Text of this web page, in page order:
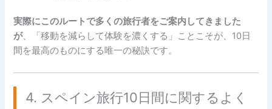
実際にこのルートで多くの旅行者をご案内してきました
が、「移動を減らして体験を濃くする」ことこそが、10日
間を最高のものにする唯一の秘訣です。
4. スペイン旅行10日間に関するよく